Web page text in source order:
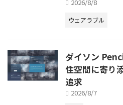
2026/8/8
ウェアラブル
ダイソン
住空間に寄り
追求
2026/8/7